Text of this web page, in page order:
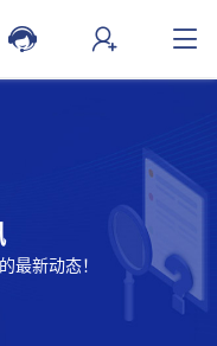
最新动态！